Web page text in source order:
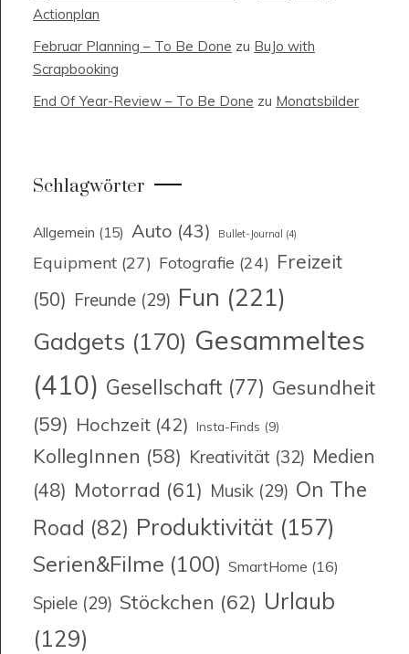
Actionplan
Februar Planning – To Be Done zu BuJo with
Scrapbooking
End Of Year-Review – To Be Done zu Monatsbilder
Schlagwörter
Allgemein (15) Auto (43) Bullet-Journal (4)
Equipment (27) Fotografie (24) Freizeit
(50) Freunde (29) Fun (221)
Gadgets (170) Gesammeltes
(410) Gesellschaft (77) Gesundheit
(59) Hochzeit (42) Insta-Finds (9)
KollegInnen (58) Kreativität (32) Medien
(48) Motorrad (61) Musik (29) On The
Road (82) Produktivität (157)
Serien&Filme (100) SmartHome (16)
Spiele (29) Stöckchen (62) Urlaub
(129)